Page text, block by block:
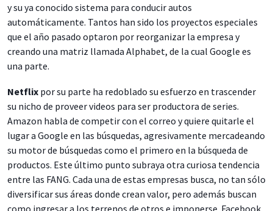
y su ya conocido sistema para conducir autos
automáticamente. Tantos han sido los proyectos especiales
que el año pasado optaron por reorganizar la empresa y
creando una matriz llamada Alphabet, de la cual Google es
una parte.
Netflix por su parte ha redoblado su esfuerzo en trascender
su nicho de proveer videos para ser productora de series.
Amazon habla de competir con el correo y quiere quitarle el
lugar a Google en las búsquedas, agresivamente mercadeando
su motor de búsquedas como el primero en la búsqueda de
productos. Este último punto subraya otra curiosa tendencia
entre las FANG. Cada una de estas empresas busca, no tan sólo
diversificar sus áreas donde crean valor, pero además buscan